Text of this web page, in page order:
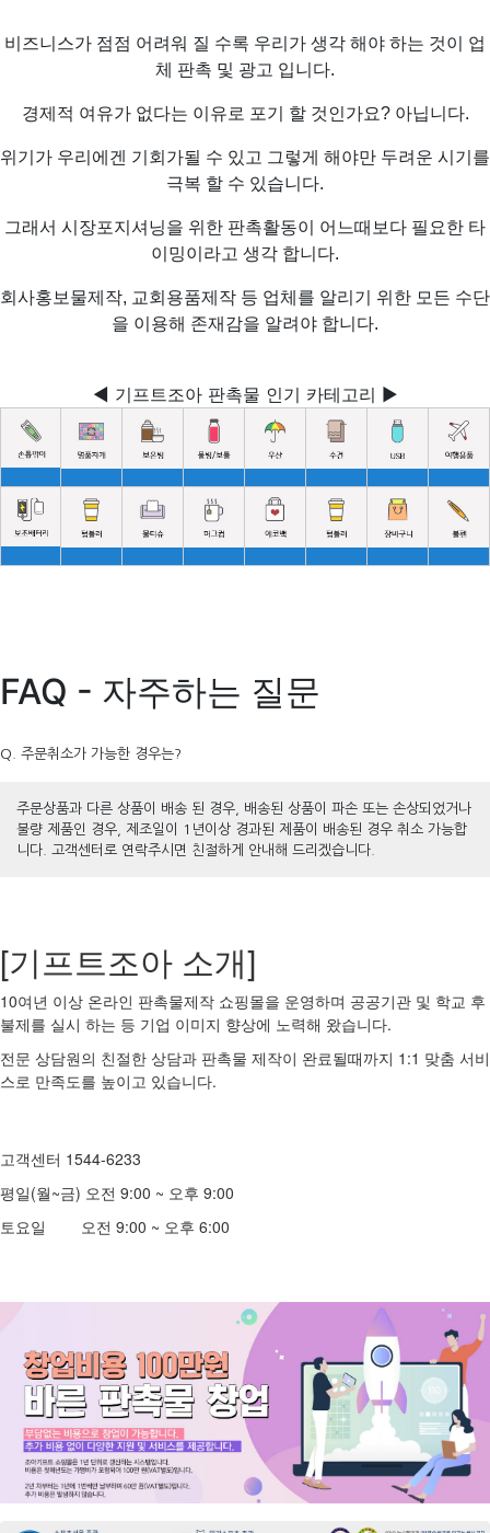
비즈니스가 점점 어려워 질 수록 우리가 생각 해야 하는 것이 업
체 판촉 및 광고 입니다.
경제적 여유가 없다는 이유로 포기 할 것인가요? 아닙니다.
위기가 우리에겐 기회가될 수 있고 그렇게 해야만 두려운 시기를
극복 할 수 있습니다.
그래서 시장포지셔닝을 위한 판촉활동이 어느때보다 필요한 타
이밍이라고 생각 합니다.
회사홍보물제작, 교회용품제작 등 업체를 알리기 위한 모든 수단
을 이용해 존재감을 알려야 합니다.
◀ 기프트조아 판촉물 인기 카테고리 ▶
FAQ - 자주하는 질문
Q. 주문취소가 가능한 경우는?
주문상품과 다른 상품이 배송 된 경우, 배송된 상품이 파손 또는 손상되었거나
불량 제품인 경우, 제조일이 1년이상 경과된 제품이 배송된 경우 취소 가능합
니다. 고객센터로 연락주시면 친절하게 안내해 드리겠습니다.
[기프트조아 소개]
10여년 이상 온라인 판촉물제작 쇼핑몰을 운영하며 공공기관 및 학교 후
불제를 실시 하는 등 기업 이미지 향상에 노력해 왔습니다.
전문 상담원의 친절한 상담과 판촉물 제작이 완료될때까지 1:1 맞춤 서비
스로 만족도를 높이고 있습니다.
고객센터 1544-6233
평일(월~금) 오전 9:00 ~ 오후 9:00
토요일 오전 9:00 ~ 오후 6:00